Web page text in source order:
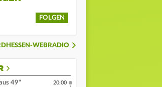
FOLGEN
WEBRADIO
49"
20:00